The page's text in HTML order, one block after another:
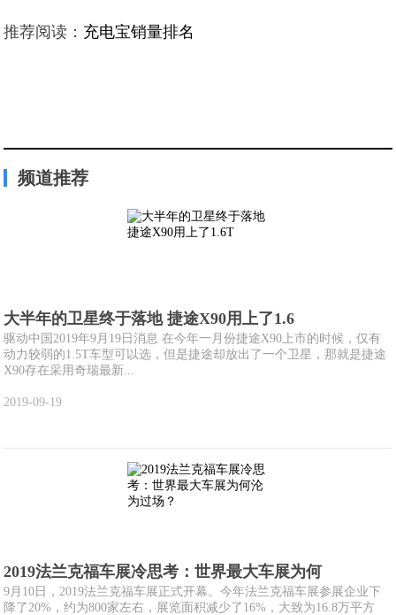
推荐阅读： 充电宝销量排名
频道推荐
大半年的卫星终于落地 捷途X90用上了1.6
驱动中国2019年9月19日消息 在今年一月份捷途X90上市的时候，仅有
动力较弱的1.5T车型可以选，但是捷途却放出了一个卫星，那就是捷途
X90存在采用奇瑞最新...
2019-09-19
2019法兰克福车展冷思考：世界最大车展为何
9月10日，2019法兰克福车展正式开幕。今年法兰克福车展参展企业下
降了20%，约为800家左右，展览面积减少了16%，大致为16.8万平方